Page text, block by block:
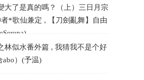
大了是真的嗎？（上）三日月宗
*歌仙兼定 , 【刀劍亂舞】自由
林似水番外篇 , 我猜我不是个好
abo）(予温)